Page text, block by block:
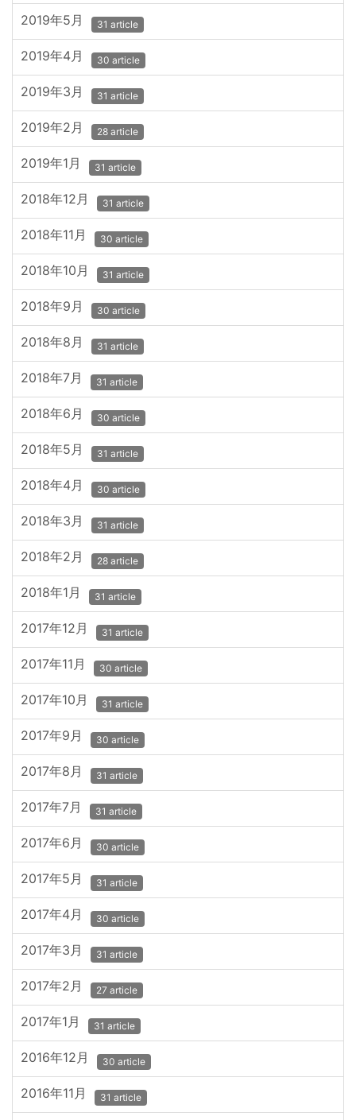
2019年5月 31 article
2019年4月 30 article
2019年3月 31 article
2019年2月 28 article
2019年1月 31 article
2018年12月 31 article
2018年11月 30 article
2018年10月 31 article
2018年9月 30 article
2018年8月 31 article
2018年7月 31 article
2018年6月 30 article
2018年5月 31 article
2018年4月 30 article
2018年3月 31 article
2018年2月 28 article
2018年1月 31 article
2017年12月 31 article
2017年11月 30 article
2017年10月 31 article
2017年9月 30 article
2017年8月 31 article
2017年7月 31 article
2017年6月 30 article
2017年5月 31 article
2017年4月 30 article
2017年3月 31 article
2017年2月 27 article
2017年1月 31 article
2016年12月 30 article
2016年11月 31 article